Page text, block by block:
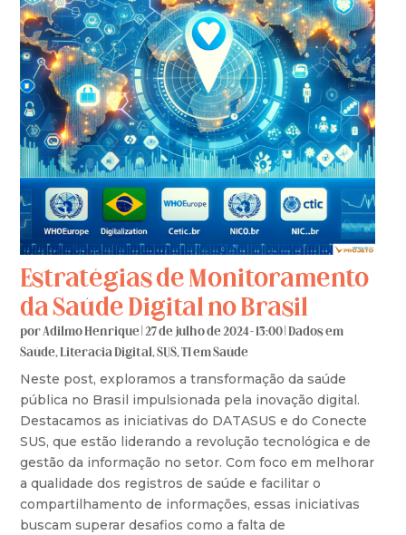
Estratégias de Monitoramento
da Saúde Digital no Brasil
porAdilmo Henrique|27 de julho de 2024 - 13:00|Dados em
Saúde,Literacia Digital,SUS,TI em Saúde
Neste post, exploramos a transformação da saúde
pública no Brasil impulsionada pela inovação digital.
Destacamos as iniciativas do DATASUS e do Conecte
SUS, que estão liderando a revolução tecnológica e de
gestão da informação no setor. Com foco em melhorar
a qualidade dos registros de saúde e facilitar o
compartilhamento de informações, essas iniciativas
buscam superar desafios como a falta de